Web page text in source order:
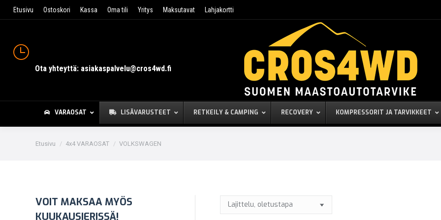
Etusivu Ostoskori Kassa Oma tili Yritys Maksutavat Lahjakortti
Ota yhteyttä: asiakaspalvelu@cros4wd.fi
VARAOSAT LISÄVARUSTEET RETKEILY & CAMPING RECOVERY KOMPRESSORIT JA TARVIKKEET
You are here:
Etusivu 4x4 VARAOSAT VOLKSWAGEN
VOIT MAKSAA MYÖS
KUUKAUSIERISSÄ!